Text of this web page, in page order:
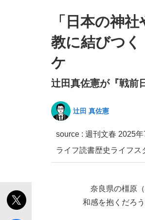
「90%は失敗する
終戦から81年
「日本の神
教に結びつく
ケ
辻田真佐憲が『戦前
辻田 真佐憲
source : 週刊文春 2025
ライフ読書歴史ライフス
奈良県の橿原（
和感を抱くだろう